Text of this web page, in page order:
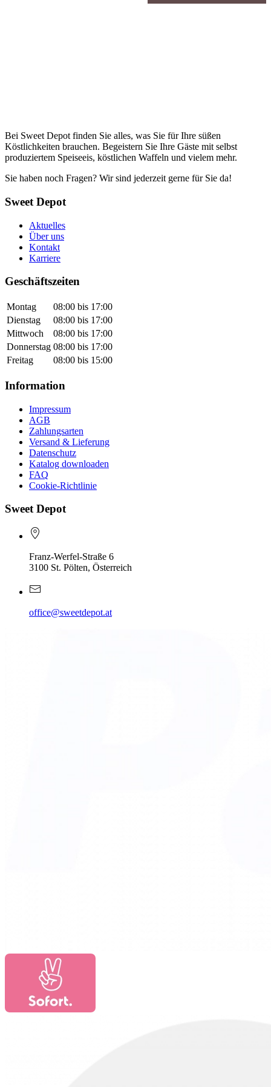
Bei Sweet Depot finden Sie alles, was Sie für Ihre süßen
Köstlichkeiten brauchen. Begeistern Sie Ihre Gäste mit selbst
produziertem Speiseeis, köstlichen Waffeln und vielem mehr.
Sie haben noch Fragen? Wir sind jederzeit gerne für Sie da!
Sweet Depot
Aktuelles
Über uns
Kontakt
Karriere
Geschäftszeiten
Montag
08:00 bis 17:00
Dienstag
08:00 bis 17:00
Mittwoch
08:00 bis 17:00
Donnerstag 08:00 bis 17:00
Freitag
08:00 bis 15:00
Information
Impressum
AGB
Zahlungsarten
Versand & Lieferung
Datenschutz
Katalog downloaden
FAQ
Cookie-Richtlinie
Sweet Depot
Franz-Werfel-Straße 6
3100 St. Pölten, Österreich
office@sweetdepot.at